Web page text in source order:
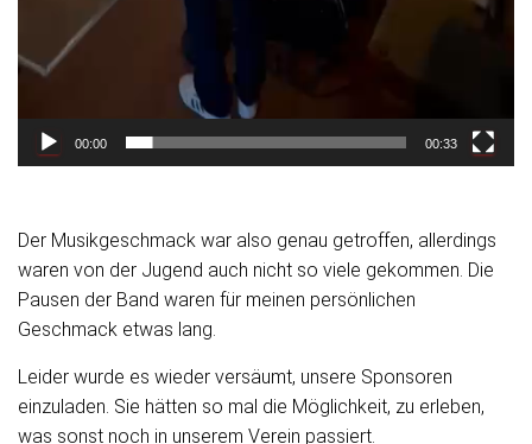
00:00 00:33
Der Musikgeschmack war also genau getroffen, allerdings
waren von der Jugend auch nicht so viele gekommen. Die
Pausen der Band waren für meinen persönlichen
Geschmack etwas lang.
Leider wurde es wieder versäumt, unsere Sponsoren
einzuladen. Sie hätten so mal die Möglichkeit, zu erleben,
was sonst noch in unserem Verein passiert.